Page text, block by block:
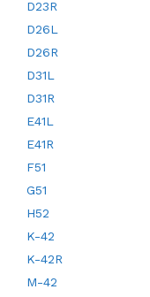
D23R
D26L
D26R
D31L
D31R
E41L
E41R
F51
G51
H52
K-42
K-42R
M-42